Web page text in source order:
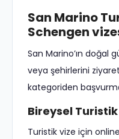
San Marino
Schengen
San Marino’ın doğal
veya şehirlerini
kategoriden
Bireysel
Turistik vize için